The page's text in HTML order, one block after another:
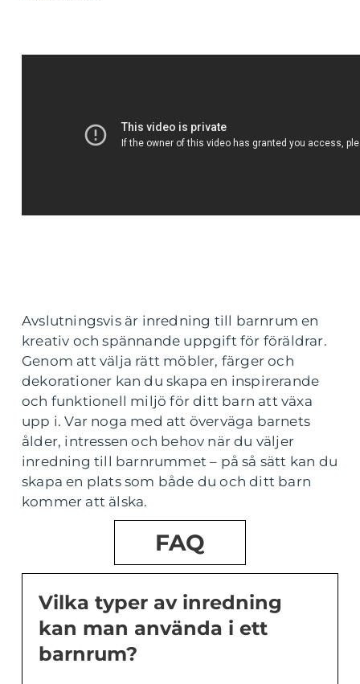
Avslutningsvis är inredning till barnrum en
kreativ och spännande uppgift för föräldrar.
Genom att välja rätt möbler, färger och
dekorationer kan du skapa en inspirerande
och funktionell miljö för ditt barn att växa
upp i. Var noga med att överväga barnets
ålder, intressen och behov när du väljer
inredning till barnrummet – på så sätt kan du
skapa en plats som både du och ditt barn
kommer att älska.
FAQ
Vilka typer av inredning
kan man använda i ett
barnrum?